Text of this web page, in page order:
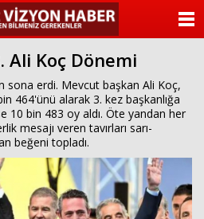
Ali Koç Dönemi
sona erdi. Mevcut başkan Ali Koç,
464'ünü alarak 3. kez başkanlığa
10 bin 483 oy aldı. Öte yandan her
mesajı veren tavırları sarı-
beğeni topladı.
ANASAYFA
KATEGORİLER
YAZARLAR
ANKETLER
FOTO GALERİ
VİDEO GALERİ